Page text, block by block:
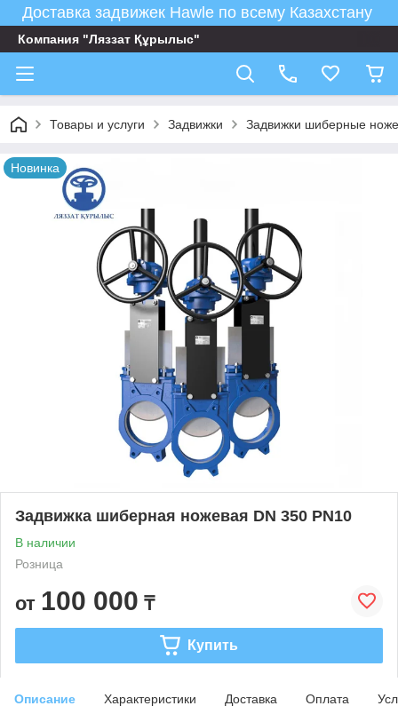
Доставка задвижек Hawle по всему Казахстану
Компания "Ляззат Құрылыс"
Товары и услуги Задвижки Задвижки шиберные
Новинка
Задвижка шиберная ножевая DN 350 PN10
В наличии
Розница
от 100 000 ₸
Купить
Описание Характеристики Доставка Оплата